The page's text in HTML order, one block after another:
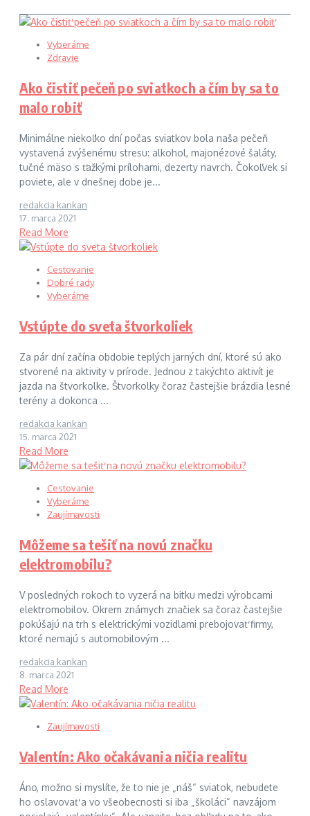
Vyberáme
Zdravie
Ako čistiť pečeň po sviatkoch a čím by sa to
malo robiť
Minimálne niekoľko dní počas sviatkov bola naša pečeň
vystavená zvýšenému stresu: alkohol, majonézové šaláty,
tučné mäso s ťažkými prílohami, dezerty navrch. Čokoľvek si
poviete, ale v dnešnej dobe je...
redakcia kankan
17. marca 2021
Read More
Cestovanie
Dobré rady
Vyberáme
Vstúpte do sveta štvorkoliek
Za pár dní začína obdobie teplých jarných dní, ktoré sú ako
stvorené na aktivity v prírode. Jednou z takýchto aktivít je
jazda na štvorkolke. Štvorkolky čoraz častejšie brázdia lesné
terény a dokonca ...
redakcia kankan
15. marca 2021
Read More
Cestovanie
Vyberáme
Zaujímavosti
Môžeme sa tešiť na novú značku
elektromobilu?
V posledných rokoch to vyzerá na bitku medzi výrobcami
elektromobilov. Okrem známych značiek sa čoraz častejšie
pokúšajú na trh s elektrickými vozidlami prebojovať firmy,
ktoré nemajú s automobilovým ...
redakcia kankan
8. marca 2021
Read More
Zaujímavosti
Valentín: Ako očakávania ničia realitu
Áno, možno si myslíte, že to nie je „náš“ sviatok, nebudete
ho oslavovať a vo všeobecnosti si iba „školáci“ navzájom